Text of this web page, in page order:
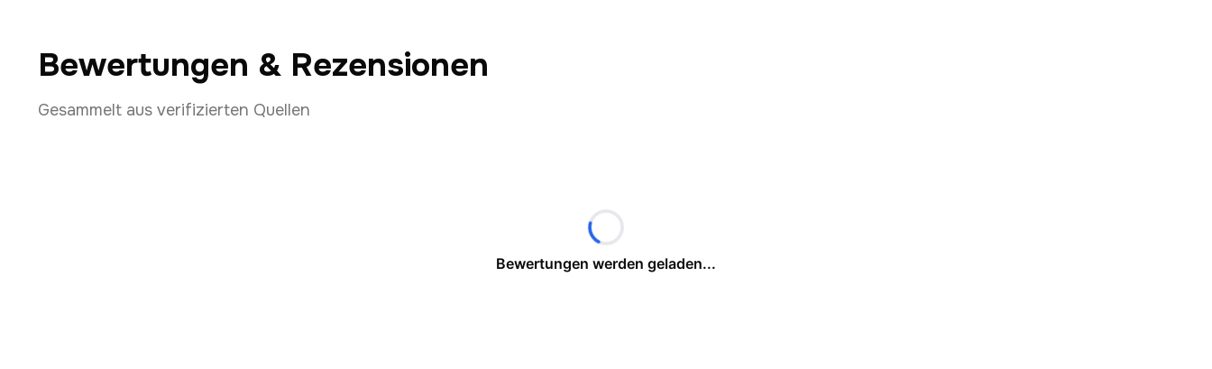
Bewertungen & Rezensionen
Gesammelt aus verifizierten Quellen
Bewertungen werden geladen...